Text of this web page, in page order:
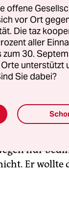
mimt und
und
längere
anderem in
auch
Alltag kann
dass der
nur
Er wollte
offene
vor Ort
Die taz
aller
zum 30.
unterstützt
Sie dabei?